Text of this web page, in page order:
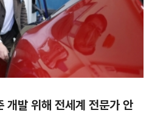
개발 위해 전세계 전문가 안